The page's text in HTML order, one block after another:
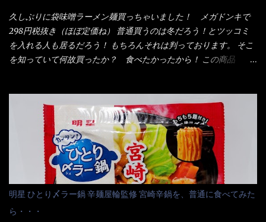
入っている！ あの半円形のヤツね！ それとカロチン色素・・・
さば！？ さばって鯖か？？ サバ読んでないか？？ ■カロリー
比較 緑のたぬき ...
云う事（当時） 開封すると・・・ 小袋なんてありゃしない！ カ
ップヌードルは基本蓋開けて、熱湯を注ぐだけで出来る！それが
デビュー時からの最大のポイント。 だから粉末スープの具も全
部カップの中でカオス状態。 これ特に縦型Bigカップだと、スー
りました～ 熱湯によりカップ内に対流が起こり、表層が泡立っ
ている～ 隣に用意したのが、ホワイトカップ丼型です。 こちら
へ内容物を全て移すのと同時に、スープも満遍なく全体に行き渡
させる。 箸で麺から移動させ、具とスープは最後に移すとこうな
りました。 良い感じではないか！ やはり一部粉末スープが縦型
カップの壁面に残っていたので、ぜーんぶ箸等で落としてホワイ
トカップへ。 まずは麺を見ると、カップヌードルとしては太く平
打ちで縮れてます。 ■蒙古タンメン中本の麺 蒙古タンメンの方
は、やはり太く平打ちですが麺の厚みがあるような・・・ 食感
久しぶりに袋味噌ラーメン麺買っちゃいました！ メガドンキで
298円税抜き（ほぼ定価ね） 普通買うのは冬だろう！とツッコミ
を入れる人も居るだろう！ もちろんそれは判っております。 そこ
を知っていて何故買ったか？ 食べたかったから！ この商品
てみないといけないじゃん！（知るのが遅い） リニューアル前の
は食べた事あるのよ！でもここ数年は、カップ麺の方が話題性も
品揃えも上じゃん！ だって話題性の無いのを食べても・・・しょ
うが無いじゃん！ 日本で話題性が無いのに、外国の人には尚更ね
ぇ～ 袋麺と云えば【サッポロ一番】と云われる程だが、10年位前
に革新的な袋麺が出た！ それは『マルちゃん正麺』と云われる商
品！！ 生麺感覚～と大御所俳優の役所広司を起用したCMで一躍
有名になりTOPに・・・その後ライバルとして日清から【ラ王】
がリリース！つまり今回の【日清のラーメン屋さん】は、袋麺と
明星 ひとり〆ラー鍋 辛麺屋輪監修 宮崎辛鍋を、普通に食べてみた
ら・・・